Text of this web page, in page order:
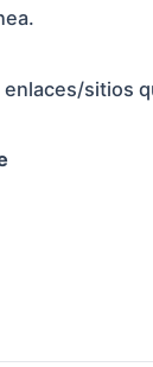
sitios